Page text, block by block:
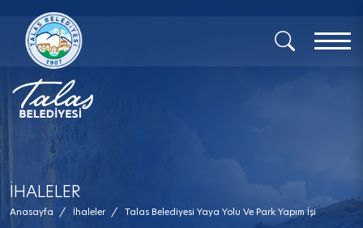
x
İHALELER
Anasayfa / İhaleler / Talas Belediyesi Yaya Yolu Ve Park Yapım İşi